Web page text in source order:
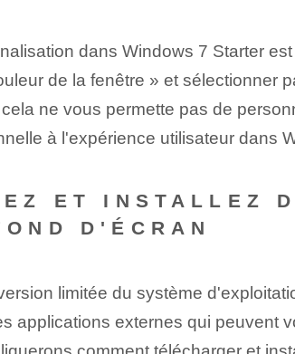
dans Windows 7 Starter
de la fenêtre » et sélectionner
ne vous permette pas de
à l'expérience utilisateur dans
ET INSTALLEZ
D'ÉCRAN
limitée du système
applications externes qui peuvent